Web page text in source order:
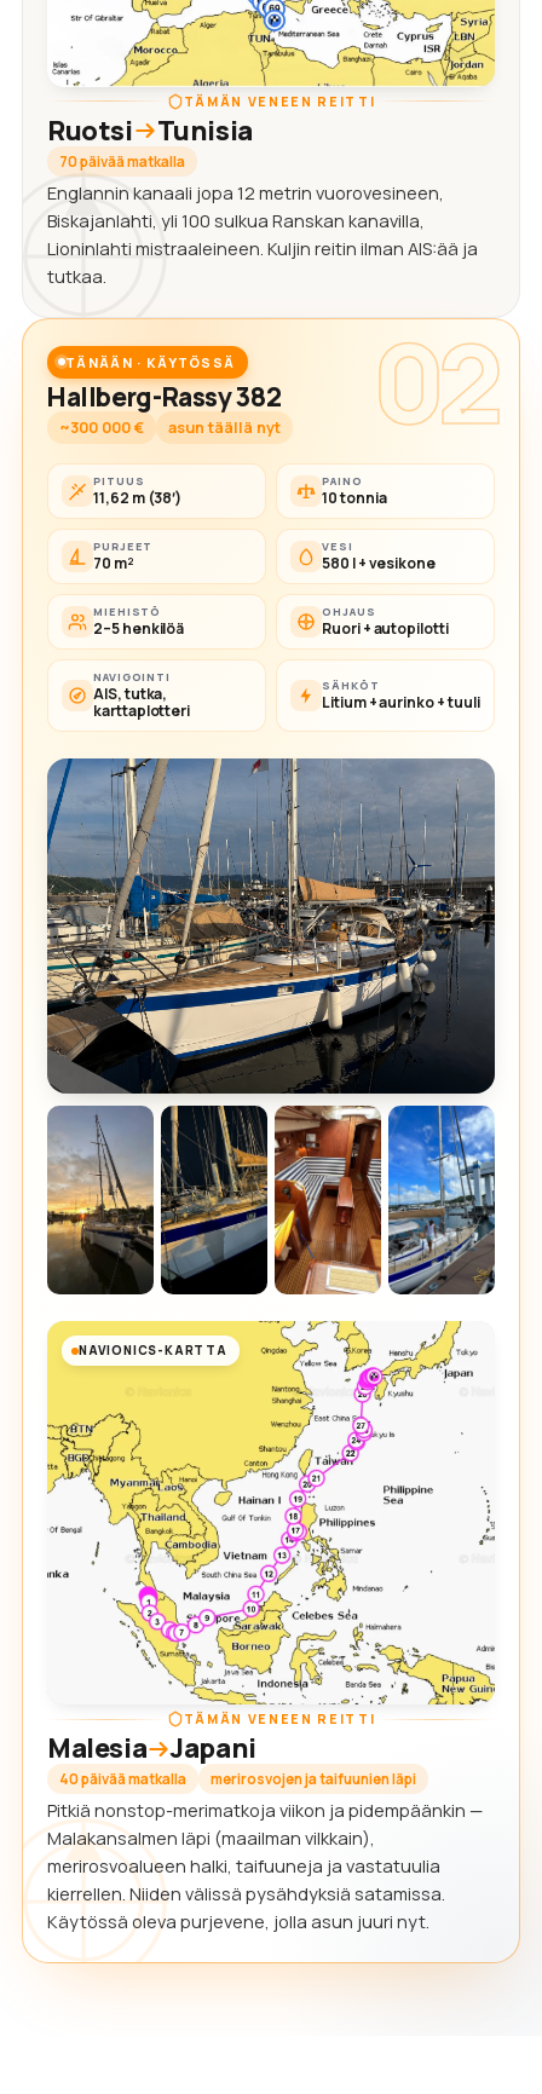
TÄMÄN VENEEN REITTI
Ruotsi Tunisia
70 päivää matkalla
Englannin kanaali jopa 12 metrin vuorovesineen,
Biskajanlahti, yli 100 sulkua Ranskan kanavilla,
Lioninlahti mistraaleineen. Kuljin reitin ilman AIS:ää ja
tutkaa.
02
TÄNÄÄN · KÄYTÖSSÄ
Hallberg-Rassy 382
~300 000 € asun täällä nyt
PITUUS
11,62 m (38′)
PAINO
10 tonnia
PURJEET
70 m²
VESI
580 l + vesikone
MIEHISTÖ
2–5 henkilöä
OHJAUS
Ruori + autopilotti
NAVIGOINTI
AIS, tutka,
karttaplotteri
SÄHKÖT
Litium + aurinko + tuuli
NAVIONICS-KARTTA
TÄMÄN VENEEN REITTI
Malesia Japani
40 päivää matkalla merirosvojen ja taifuunien läpi
Pitkiä nonstop-merimatkoja viikon ja pidempäänkin —
Malakansalmen läpi (maailman vilkkain),
merirosvoalueen halki, taifuuneja ja vastatuulia
kierrellen. Niiden välissä pysähdyksiä satamissa.
Käytössä oleva purjevene, jolla asun juuri nyt.